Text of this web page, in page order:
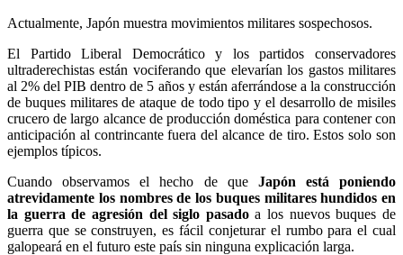
Actualmente, Japón muestra movimientos militares sospechosos.
El Partido Liberal Democrático y los partidos conservadores
ultraderechistas están vociferando que elevarían los gastos militares
al 2% del PIB dentro de 5 años y están aferrándose a la construcción
de buques militares de ataque de todo tipo y el desarrollo de misiles
crucero de largo alcance de producción doméstica para contener con
anticipación al contrincante fuera del alcance de tiro. Estos solo son
ejemplos típicos.
Cuando observamos el hecho de que Japón está poniendo
atrevidamente los nombres de los buques militares hundidos en
la guerra de agresión del siglo pasadoa los nuevos buques de
guerra que se construyen, es fácil conjeturar el rumbo para el cual
galopeará en el futuro este país sin ninguna explicación larga.